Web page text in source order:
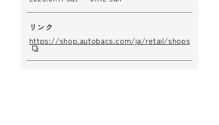
リンク
https://shop.autobacs.com/ja/retail/shops/